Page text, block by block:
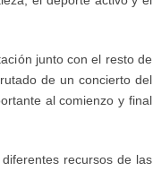
ón junto con el resto de
de un concierto del
al comienzo y final
recursos de las